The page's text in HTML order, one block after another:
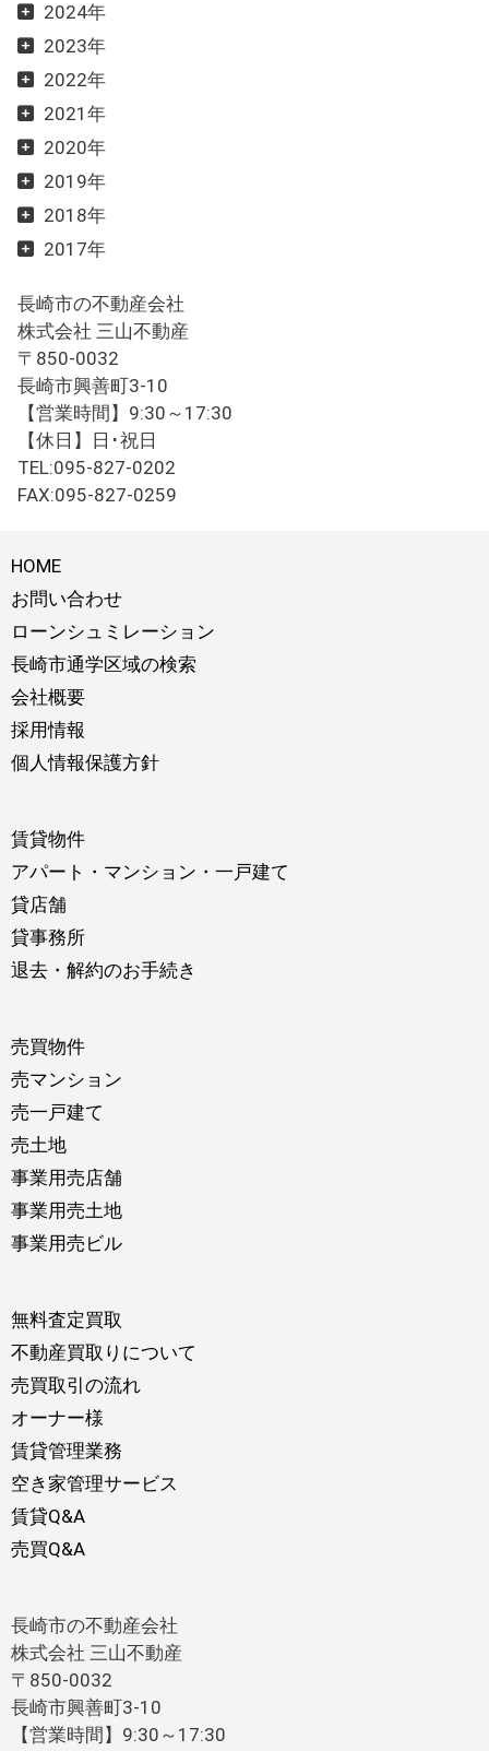
2024年
2023年
2022年
2021年
2020年
2019年
2018年
2017年
長崎市の不動産会社
株式会社 三山不動産
〒850-0032
長崎市興善町3-10
【営業時間】9:30～17:30
【休日】日･祝日
TEL:095-827-0202
FAX:095-827-0259
HOME
お問い合わせ
ローンシュミレーション
長崎市通学区域の検索
会社概要
採用情報
個人情報保護方針
賃貸物件
アパート・マンション・一戸建て
貸店舗
貸事務所
退去・解約のお手続き
売買物件
売マンション
売一戸建て
売土地
事業用売店舗
事業用売土地
事業用売ビル
無料査定買取
不動産買取りについて
売買取引の流れ
オーナー様
賃貸管理業務
空き家管理サービス
賃貸Q&A
売買Q&A
長崎市の不動産会社
株式会社 三山不動産
〒850-0032
長崎市興善町3-10
【営業時間】9:30～17:30